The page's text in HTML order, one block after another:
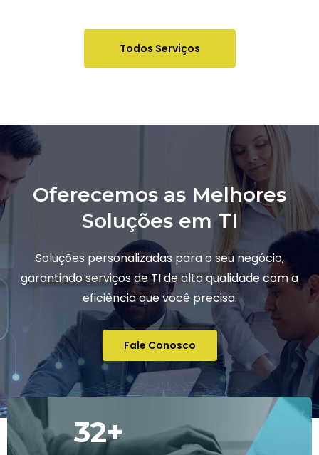
Todos Serviços
Oferecemos as Melhores
Soluções em TI
Soluções personalizadas para o seu negócio,
garantindo serviços de TI de alta qualidade com a
eficiência que você precisa.
Fale Conosco
32+